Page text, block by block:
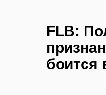
FLB:
боится